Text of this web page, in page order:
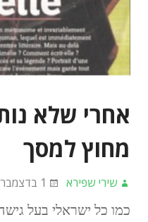
אחרי שלא
מחוץ למסך
שירי שפירא 1 בדצמבר 2023
כמו כל ישראלי בעל